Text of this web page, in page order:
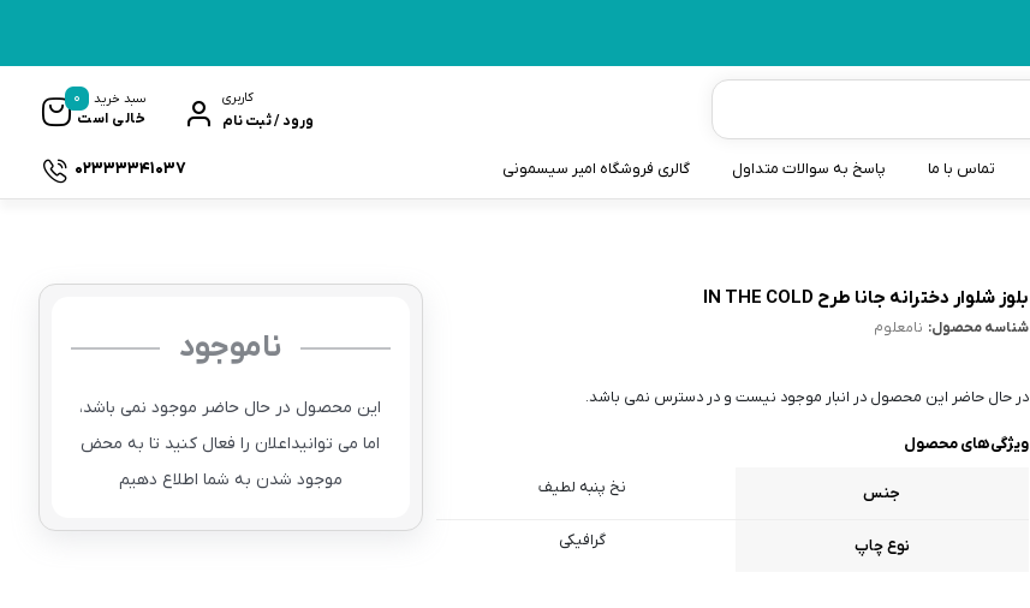
کاربری
ورود / ثبت نام
سبد خرید
خالی است
0
مایع استریل
تماس با ما پاسخ به سوالات متداول گالری فروشگاه امیر سیسمونی 02333341037
بلوز شلوار دخترانه جانا طرح IN THE COLD
شناسه محصول: نامعلوم
در حال حاضر این محصول در انبار موجود نیست و در دسترس نمی باشد.
ویژگی‌های محصول
جنس نخ پنبه لطیف
نوع چاپ گرافیکی
ناموجود
این محصول در حال حاضر موجود نمی باشد،
اما می توانیداعلان را فعال کنید تا به محض
موجود شدن به شما اطلاع دهیم